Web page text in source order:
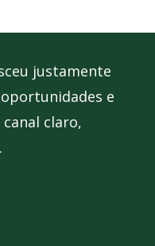
justamente
e
claro,